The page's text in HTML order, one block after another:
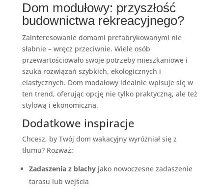
Dom modułowy: przyszłość
budownictwa rekreacyjnego?
Zainteresowanie domami prefabrykowanymi nie
słabnie – wręcz przeciwnie. Wiele osób
przewartościowało swoje potrzeby mieszkaniowe i
szuka rozwiązań szybkich, ekologicznych i
elastycznych. Dom modałowy idealnie wpisuje się w
ten trend, oferując opcję nie tylko praktyczną, ale też
stylową i ekonomiczną.
Dodatkowe inspiracje
Chcesz, by Twój dom wakacyjny wyróżniał się z
tłumu? Rozważ:
Zadaszenia z blachyjako nowoczesne zadaszenie
tarasu lub wejścia